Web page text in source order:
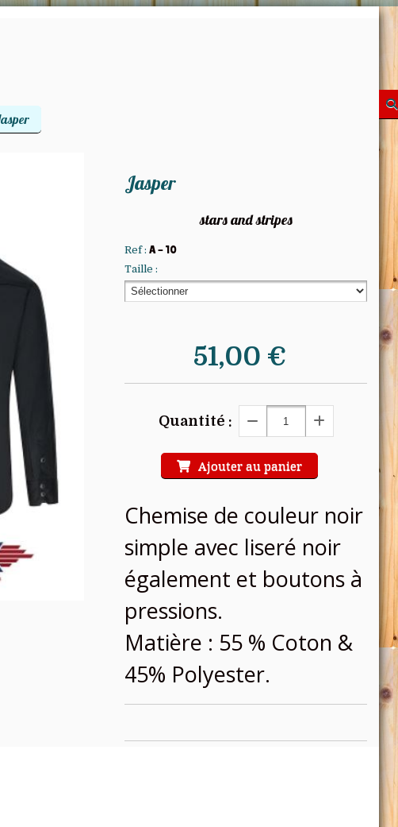
Jasper
stars and stripes
Ref : A - 10
Taille :
51,00 €
Quantité :
Ajouter au panier
Chemise de couleur noir
simple avec liseré noir
également et boutons à
pressions.
Matière : 55 % Coton &
45% Polyester.